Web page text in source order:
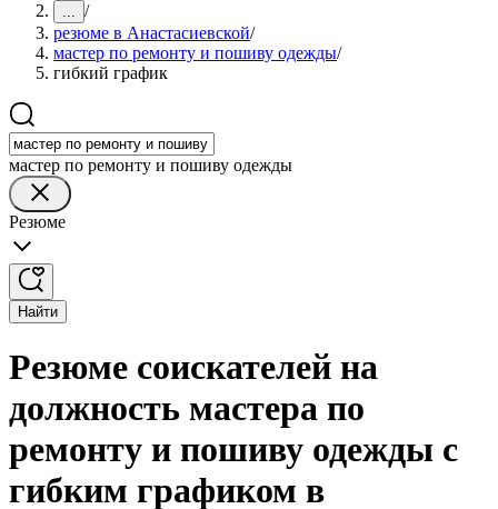
... /
резюме в Анастасиевской/
мастер по ремонту и пошиву одежды/
гибкий график
мастер по ремонту и пошиву одежды
Резюме
Найти
Резюме соискателей на
должность мастера по
ремонту и пошиву одежды с
гибким графиком в